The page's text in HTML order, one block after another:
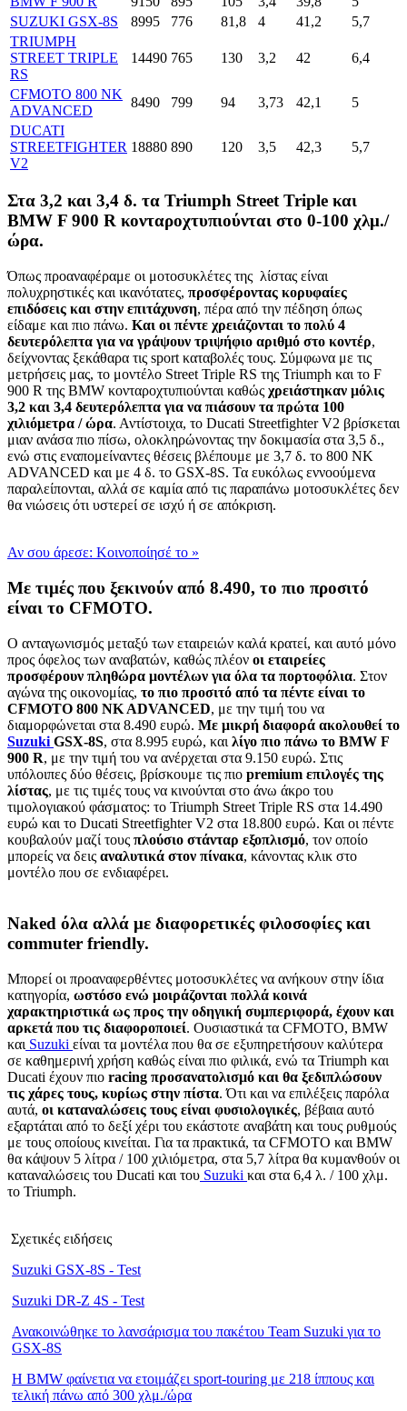
SUZUKI GSX-8S
8995 776 81,8 4 41,2
5,7
TRIUMPH
STREET TRIPLE
RS
14490 765 130 3,2 42 6,4
CFMOTO 800 NK
ADVANCED
8490 799 94 3,73 42,1
5
DUCATI
STREETFIGHTER
V2
18880 890 120 3,5 42,3 5,7
Στα 3,2 και 3,4 δ. τα Triumph Street Triple και
BMW F 900 R κονταροχτυπιούνται στο 0-100 χλμ./
ώρα.
Όπως προαναφέραμε οι μοτοσυκλέτες της λίστας είναι
πολυχρηστικές και ικανότατες, προσφέροντας κορυφαίες
επιδόσεις και στην επιτάχυνση, πέρα από την πέδηση όπως
είδαμε και πιο πάνω. Και οι πέντε χρειάζονται το πολύ 4
δευτερόλεπτα για να γράψουν τριψήφιο αριθμό στο κοντέρ,
δείχνοντας ξεκάθαρα τις sport καταβολές τους. Σύμφωνα με τις
μετρήσεις μας, το μοντέλο Street Triple RS της Triumph και το F
900 R της BMW κονταροχτυπιούνται καθώς χρειάστηκαν μόλις
3,2 και 3,4 δευτερόλεπτα για να πιάσουν τα πρώτα 100
χιλιόμετρα / ώρα. Αντίστοιχα, το Ducati Streetfighter V2 βρίσκεται
μιαν ανάσα πιο πίσω, ολοκληρώνοντας την δοκιμασία στα 3,5 δ.,
ενώ στις εναπομείναντες θέσεις βλέπουμε με 3,7 δ. το 800 ΝΚ
ADVANCED και με 4 δ. το GSX-8S. Τα ευκόλως εννοούμενα
παραλείπονται, αλλά σε καμία από τις παραπάνω μοτοσυκλέτες δεν
θα νιώσεις ότι υστερεί σε ισχύ ή σε απόκριση.
Αν σου άρεσε: Κοινοποίησέ το »
Με τιμές που ξεκινούν από 8.490, το πιο προσιτό
είναι το CFMOTO.
Ο ανταγωνισμός μεταξύ των εταιρειών καλά κρατεί, και αυτό μόνο
προς όφελος των αναβατών, καθώς πλέον οι εταιρείες
προσφέρουν πληθώρα μοντέλων για όλα τα πορτοφόλια. Στον
αγώνα της οικονομίας, το πιο προσιτό από τα πέντε είναι το
CFMOTO 800 NK ADVANCED, με την τιμή του να
διαμορφώνεται στα 8.490 ευρώ. Με μικρή διαφορά ακολουθεί το
Suzuki GSX-8S, στα 8.995 ευρώ, και λίγο πιο πάνω το BMW F
900 R, με την τιμή του να ανέρχεται στα 9.150 ευρώ. Στις
υπόλοιπες δύο θέσεις, βρίσκουμε τις πιο premium επιλογές της
λίστας, με τις τιμές τους να κινούνται στο άνω άκρο του
τιμολογιακού φάσματος: το Triumph Street Triple RS στα 14.490
ευρώ και το Ducati Streetfighter V2 στα 18.800 ευρώ. Και οι πέντε
κουβαλούν μαζί τους πλούσιο στάνταρ εξοπλισμό, τον οποίο
μπορείς να δεις αναλυτικά στον πίνακα, κάνοντας κλικ στο
μοντέλο που σε ενδιαφέρει.
Naked όλα αλλά με διαφορετικές φιλοσοφίες και
commuter friendly.
Μπορεί οι προαναφερθέντες μοτοσυκλέτες να ανήκουν στην ίδια
κατηγορία, ωστόσο ενώ μοιράζονται πολλά κοινά
χαρακτηριστικά ως προς την οδηγική συμπεριφορά, έχουν και
αρκετά που τις διαφοροποιεί. Ουσιαστικά τα CFMOTO, BMW
και Suzuki είναι τα μοντέλα που θα σε εξυπηρετήσουν καλύτερα
σε καθημερινή χρήση καθώς είναι πιο φιλικά, ενώ τα Triumph και
Ducati έχουν πιο racing προσανατολισμό και θα ξεδιπλώσουν
τις χάρες τους, κυρίως στην πίστα. Ότι και να επιλέξεις παρόλα
αυτά, οι καταναλώσεις τους είναι φυσιολογικές, βέβαια αυτό
εξαρτάται από το δεξί χέρι του εκάστοτε αναβάτη και τους ρυθμούς
με τους οποίους κινείται. Για τα πρακτικά, τα CFMOTO και BMW
θα κάψουν 5 λίτρα / 100 χιλιόμετρα, στα 5,7 λίτρα θα κυμανθούν οι
καταναλώσεις του Ducati και του Suzuki και στα 6,4 λ. / 100 χλμ.
το Triumph.
Σχετικές ειδήσεις
Suzuki GSX-8S - Test
Suzuki DR-Z 4S - Test
Ανακοινώθηκε το λανσάρισμα του πακέτου Team Suzuki για το
GSX-8S
Η BMW φαίνετια να ετοιμάζει sport-touring με 218 ίππους και
τελική πάνω από 300 χλμ./ώρα